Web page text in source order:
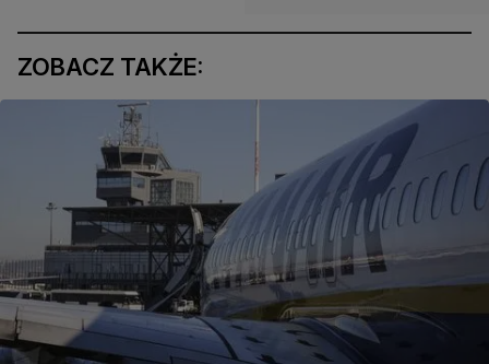
ZOBACZ TAKŻE: